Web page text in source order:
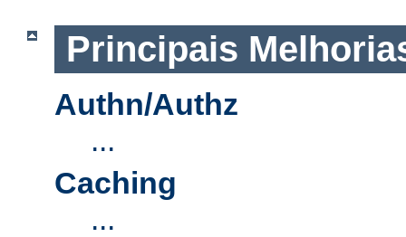
Principais
Authn/Authz
...
Caching
...